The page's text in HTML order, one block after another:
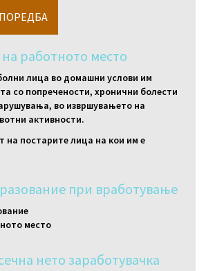
работното место
лица во домашни услови им
со попречености, хронични болести
во извршувањето на
активности.
на постарите лица на кои им е
при вработување
место
нето заработувачка